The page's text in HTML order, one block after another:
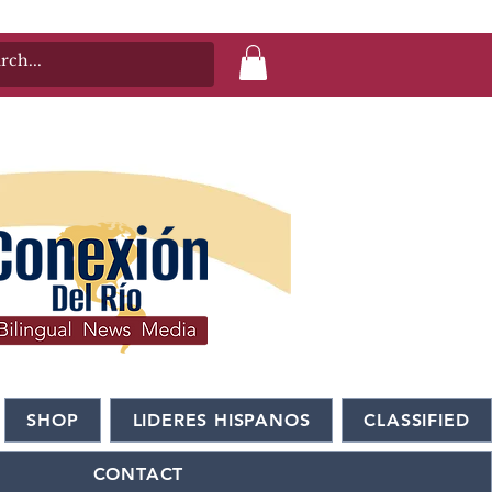
SHOP LIDERES HISPANOS CLASSIFIED
CONTACT